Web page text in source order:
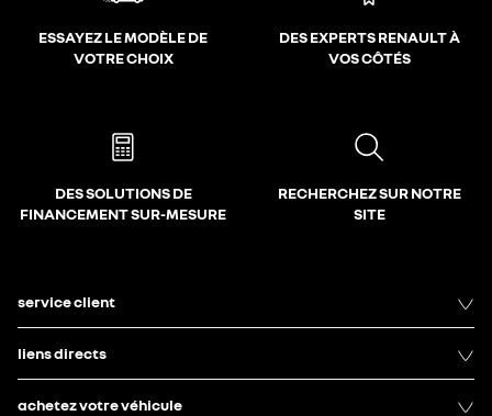
ESSAYEZ LE MODÈLE DE
VOTRE CHOIX
DES EXPERTS RENAULT À
VOS CÔTÉS
DES SOLUTIONS DE
FINANCEMENT SUR-MESURE
RECHERCHEZ SUR NOTRE
SITE
service client
liens directs
achetez votre véhicule